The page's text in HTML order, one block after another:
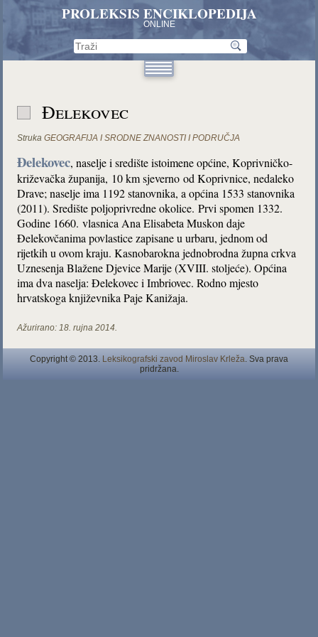
PROLEKSIS ENCIKLOPEDIJA
ONLINE
Đelekovec
Struka GEOGRAFIJA I SRODNE ZNANOSTI I PODRUČJA
Đelekovec, naselje i središte istoimene općine, Koprivničko-
križevačka županija, 10 km sjeverno od Koprivnice, nedaleko
Drave; naselje ima 1192 stanovnika, a općina 1533 stanovnika
(2011). Središte poljoprivredne okolice. Prvi spomen 1332.
Godine 1660. vlasnica Ana Elisabeta Muskon daje
Đelekovčanima povlastice zapisane u urbaru, jednom od
rijetkih u ovom kraju. Kasnobarokna jednobrodna župna crkva
Uznesenja Blažene Djevice Marije (XVIII. stoljeće). Općina
ima dva naselja: Đelekovec i Imbriovec. Rodno mjesto
hrvatskoga književnika Paje Kanižaja.
Ažurirano: 18. rujna 2014.
Copyright © 2013. Leksikografski zavod Miroslav Krleža. Sva prava
pridržana.